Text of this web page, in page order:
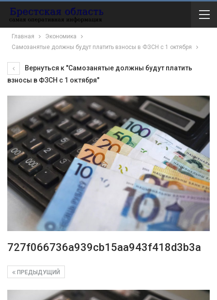
Главная
Экономика
Самозанятые должны будут платить взносы в ФЗСН с 1 октября
Вернуться к "Самозанятые должны будут платить
взносы в ФЗСН с 1 октября"
727f066736a939cb15aa943f418d3b3a
ПРЕДЫДУЩИЙ